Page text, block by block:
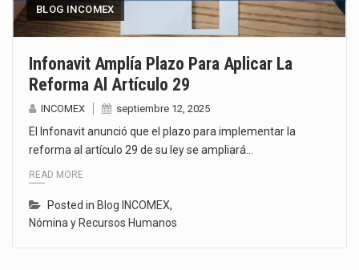
La industria automotriz mexicana concentra más de la mitad de las quejas bajo el Mecanismo…
BLOG INCOMEX
Infonavit Amplía Plazo Para Aplicar La
Reforma Al Artículo 29
INCOMEX septiembre 12, 2025
El Infonavit anunció que el plazo para implementar la
reforma al artículo 29 de su ley se ampliará…
READ MORE
Posted in Blog INCOMEX,
Nómina y Recursos Humanos